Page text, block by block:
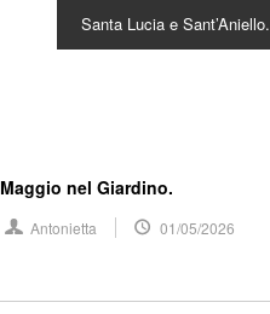
Santa Lucia e Sant’Aniello.
Maggio nel Giardino.
Antonietta 01/05/2026